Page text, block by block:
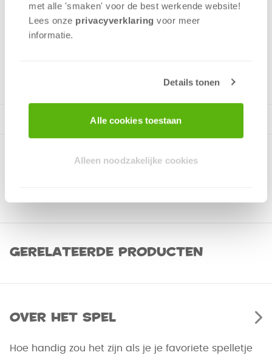
met alle 'smaken' voor de best werkende website​!
Lees onze privacyverklaring voor meer
informatie.
Details tonen
Alle cookies toestaan
Alleen noodzakelijke cookies
Bluf
Geluk
Gerelateerde producten
Over het spel
Hoe handig zou het zijn als je je favoriete spelletje